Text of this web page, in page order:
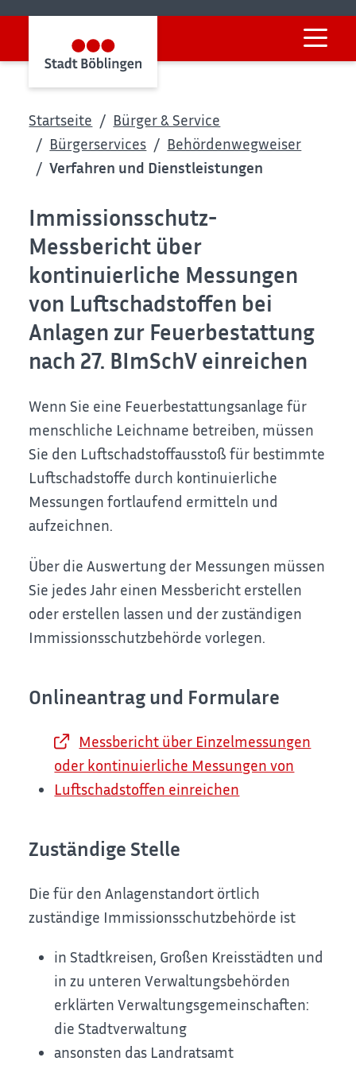
Startseite
Bürger & Service
Bürgerservices
Behördenwegweiser
Verfahren und Dienstleistungen
Immissionsschutz-
Messbericht über
kontinuierliche Messungen
von Luftschadstoffen bei
Anlagen zur Feuerbestattung
nach 27. BImSchV einreichen
Wenn Sie eine Feuerbestattungsanlage für
menschliche Leichname betreiben, müssen
Sie den Luftschadstoffausstoß für bestimmte
Luftschadstoffe durch kontinuierliche
Messungen fortlaufend ermitteln und
aufzeichnen.
Über die Auswertung der Messungen müssen
Sie jedes Jahr einen Messbericht erstellen
oder erstellen lassen und der zuständigen
Immissionsschutzbehörde vorlegen.
Onlineantrag und Formulare
Messbericht über Einzelmessungen
oder kontinuierliche Messungen von
Luftschadstoffen einreichen
Zuständige Stelle
Die für den Anlagenstandort örtlich
zuständige Immissionsschutzbehörde ist
in Stadtkreisen, Großen Kreisstädten und
in zu unteren Verwaltungsbehörden
erklärten Verwaltungsgemeinschaften:
die Stadtverwaltung
ansonsten das Landratsamt